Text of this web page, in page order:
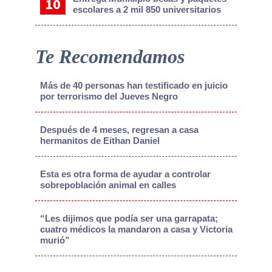
escolares a 2 mil 850 universitarios
Te Recomendamos
Más de 40 personas han testificado en juicio
por terrorismo del Jueves Negro
Después de 4 meses, regresan a casa
hermanitos de Eithan Daniel
Esta es otra forma de ayudar a controlar
sobrepoblación animal en calles
“Les dijimos que podía ser una garrapata;
cuatro médicos la mandaron a casa y Victoria
murió”